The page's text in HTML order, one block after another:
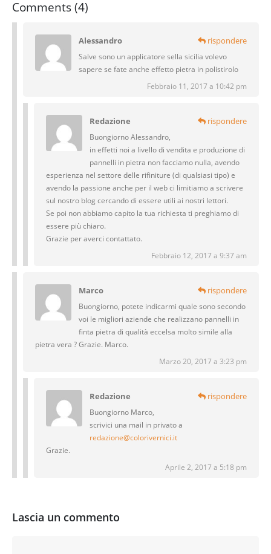
Comments (4)
Alessandro rispondere
Salve sono un applicatore sella sicilia volevo
sapere se fate anche effetto pietra in polistirolo
Febbraio 11, 2017 a 10:42 pm
Redazione rispondere
Buongiorno Alessandro,
in effetti noi a livello di vendita e produzione di
pannelli in pietra non facciamo nulla, avendo
esperienza nel settore delle rifiniture (di qualsiasi tipo) e
avendo la passione anche per il web ci limitiamo a scrivere
sul nostro blog cercando di essere utili ai nostri lettori.
Se poi non abbiamo capito la tua richiesta ti preghiamo di
essere più chiaro.
Grazie per averci contattato.
Febbraio 12, 2017 a 9:37 am
Marco rispondere
Buongiorno, potete indicarmi quale sono secondo
voi le migliori aziende che realizzano pannelli in
finta pietra di qualità eccelsa molto simile alla
pietra vera ? Grazie. Marco.
Marzo 20, 2017 a 3:23 pm
Redazione rispondere
Buongiorno Marco,
scrivici una mail in privato a
redazione@colorivernici.it
Grazie.
Aprile 2, 2017 a 5:18 pm
Lascia un commento